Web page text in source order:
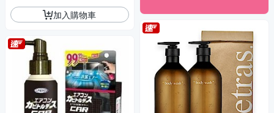
加入購物車